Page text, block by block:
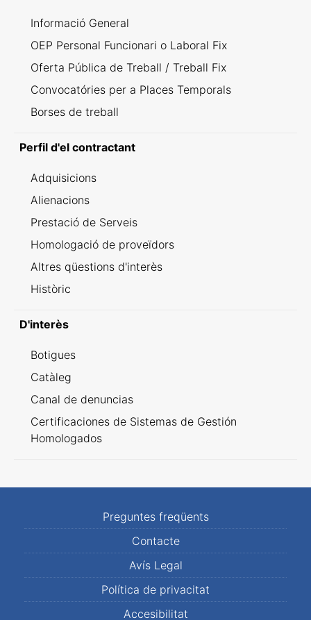
Informació General
OEP Personal Funcionari o Laboral Fix
Oferta Pública de Treball / Treball Fix
Convocatóries per a Places Temporals
Borses de treball
Perfil d'el contractant
Adquisicions
Alienacions
Prestació de Serveis
Homologació de proveïdors
Altres qüestions d'interès
Històric
D'interès
Botigues
Catàleg
Canal de denuncias
Certificaciones de Sistemas de Gestión
Homologados
Preguntes freqüents
Contacte
Avís Legal
Política de privacitat
Accesibilitat